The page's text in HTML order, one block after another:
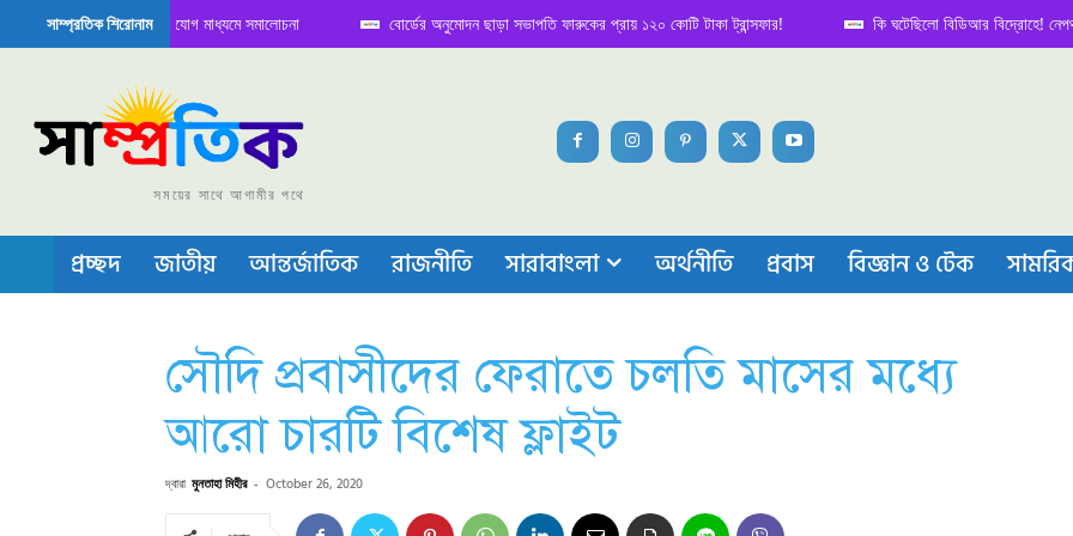
সাম্প্রতিক শিরোনাম
নিয়ে সামাজিক যোগাযোগ মাধ্যমে সমালোচনা বোর্ডের অনুমোদন ছাড়া সভাপতি ফারুকের প্রায় ১২০ কোটি টাকা ট্রান্সফার! কি ঘটেছিলো বিডিআর বিদ্রোহে! নেপথ্য
বা চীপ তৈরিতে নিজের শক্ত অবস্থান জানান দিচ্ছে চীন
সময়ের সাথে আগামীর পথে
প্রচ্ছদ জাতীয় আন্তর্জাতিক রাজনীতি সারাবাংলা অর্থনীতি প্রবাস বিজ্ঞান ও টেক
সৌদি প্রবাসীদের ফেরাতে চলতি মাসের মধ্যে
আরো চারটি বিশেষ ফ্লাইট
দ্বারা মুনতাহা মিহীর - October 26, 2020